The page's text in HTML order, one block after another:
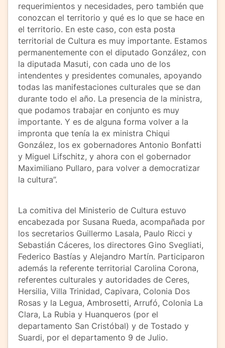
requerimientos y necesidades, pero también que
conozcan el territorio y qué es lo que se hace en
el territorio. En este caso, con esta posta
territorial de Cultura es muy importante. Estamos
permanentemente con el diputado González, con
la diputada Masuti, con cada uno de los
intendentes y presidentes comunales, apoyando
todas las manifestaciones culturales que se dan
durante todo el año. La presencia de la ministra,
que podamos trabajar en conjunto es muy
importante. Y es de alguna forma volver a la
impronta que tenía la ex ministra Chiqui
González, los ex gobernadores Antonio Bonfatti
y Miguel Lifschitz, y ahora con el gobernador
Maximiliano Pullaro, para volver a democratizar
la cultura”.
La comitiva del Ministerio de Cultura estuvo
encabezada por Susana Rueda, acompañada por
los secretarios Guillermo Lasala, Paulo Ricci y
Sebastián Cáceres, los directores Gino Svegliati,
Federico Bastías y Alejandro Martín. Participaron
además la referente territorial Carolina Corona,
referentes culturales y autoridades de Ceres,
Hersilia, Villa Trinidad, Capivara, Colonia Dos
Rosas y la Legua, Ambrosetti, Arrufó, Colonia La
Clara, La Rubia y Huanqueros (por el
departamento San Cristóbal) y de Tostado y
Suardi, por el departamento 9 de Julio.